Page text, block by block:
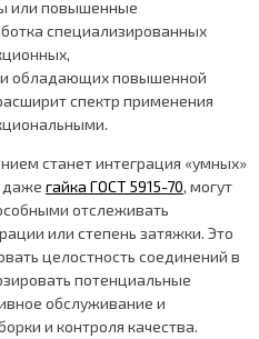
или повышенные
специализированных
обладающих повышенной
спектр применения
станет интеграция «умных»
даже гайка ГОСТ 5915-70, могут
отслеживать
или степень затяжки. Это
целостность соединений в
потенциальные
обслуживание и
и контроля качества.